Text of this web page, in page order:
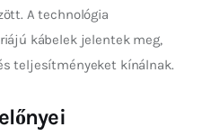
A technológia
kábelek jelentek meg,
teljesítményeket kínálnak.